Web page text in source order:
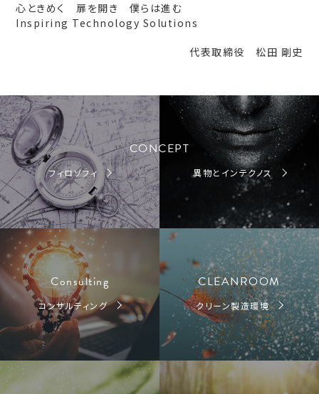
心ときめく 扉を開き 僕らは進む
Inspiring Technology Solutions
代表取締役 松田 剛史
フィロソフィ
CONCEPT
異物とインテクノス
Consulting
コンサルティング
CLEANROOM
クリーン製造環境